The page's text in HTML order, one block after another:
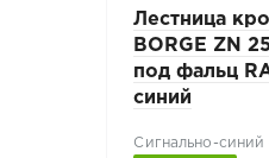
Лестница
BORGE ZN
под фальц
синий
Сигнально-